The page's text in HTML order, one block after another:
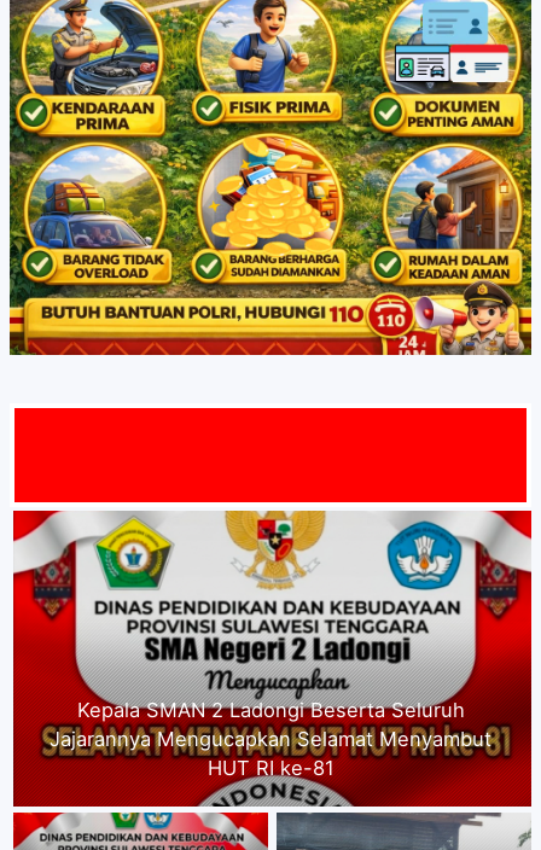
Kepala SMA Negeri 1 Ladongi dan Seluruh
Jajarannya Mengucapkan Selamat Menyambut
HUT RI ke-81